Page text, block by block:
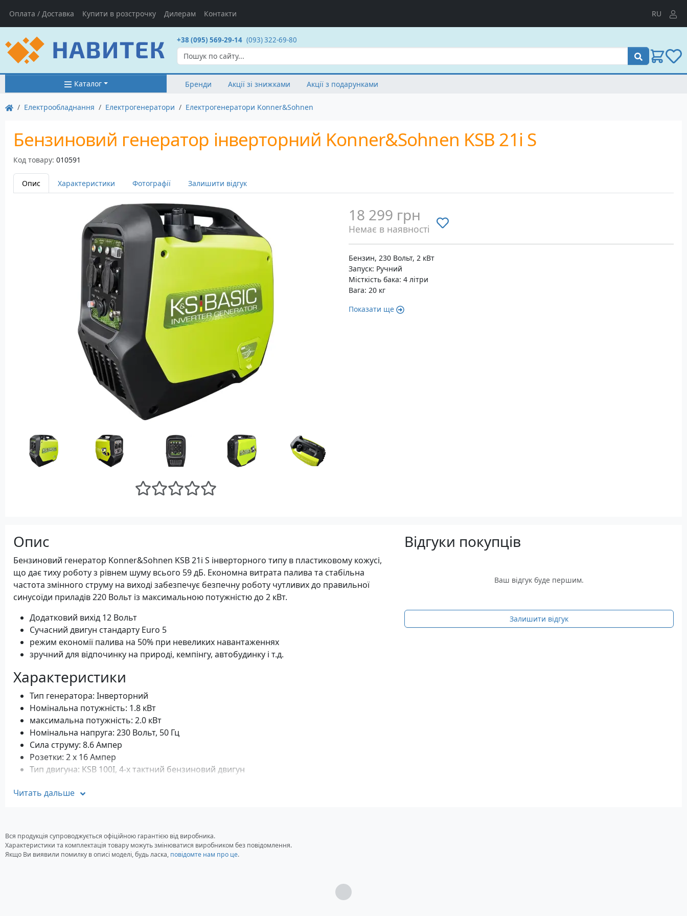
Оплата / Доставка Купити в розстрочку Дилерам Контакти RU
+38 (095) 569-29-14 (093) 322-69-80
Пошук
Каталог Бренди Акції зі знижками Акції з подарунками
Електрообладнання Електрогенератори Електрогенератори Konner&Sohnen
Бензиновий генератор інверторний Konner&Sohnen KSB 21i S
Код товару: 010591
Опис Характеристики Фотографії Залишити відгук
18 299 грн
Немає в наявності
Бензин, 230 Вольт, 2 кВт
Запуск: Ручний
Місткість бака: 4 літри
Вага: 20 кг
Показати ще
Опис
Бензиновий генератор Konner&Sohnen KSB 21i S інверторного типу в пластиковому кожусі,
що дає тиху роботу з рівнем шуму всього 59 дБ. Економна витрата палива та стабільна
частота змінного струму на виході забезпечує безпечну роботу чутливих до правильної
синусоїди приладів 220 Вольт із максимальною потужністю до 2 кВт.
Додатковий вихід 12 Вольт
Сучасний двигун стандарту Euro 5
режим економії палива на 50% при невеликих навантаженнях
зручний для відпочинку на природі, кемпінгу, автобудинку і т.д.
Характеристики
Тип генератора: Інверторний
Номінальна потужність: 1.8 кВт
максимальна потужність: 2.0 кВт
Номінальна напруга: 230 Вольт, 50 Гц
Сила струму: 8.6 Aмпер
Розетки: 2 x 16 Aмпер
Тип двигуна: KSB 100I, 4-х тактний бензиновий двигун
Тип стартера: ручний
Місткість паливного бака: 4 літрів
Габаритні розміри: 535 х 335 х 480 мм
Вага: 20 кг
Читать дальше
Відгуки покупців
Ваш відгук буде першим.
Залишити відгук
Вся продукція супроводжується офіційною гарантією від виробника.
Характеристики та комплектація товару можуть змінюватися виробником без повідомлення.
Якщо Ви виявили помилку в описі моделі, будь ласка, повідомте нам про це.
Загрузка...